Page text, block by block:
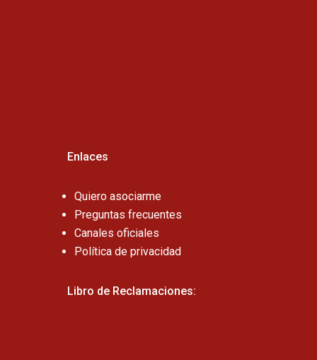
Enlaces
Quiero asociarme
Preguntas frecuentes
Canales oficiales
Política de privacidad
Libro de Reclamaciones: